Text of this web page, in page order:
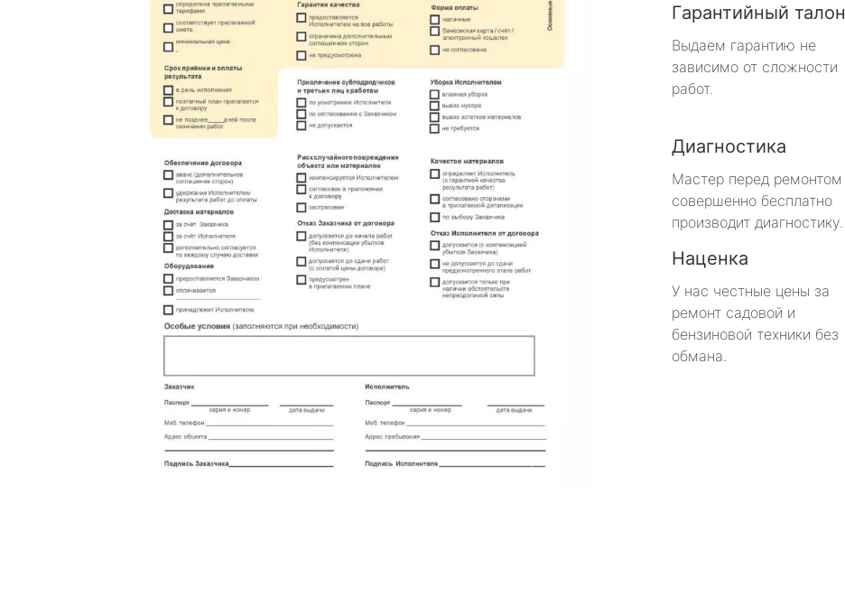
Гарантийный талон
Выдаем гарантию не
зависимо от сложности
работ.
Диагностика
Мастер перед ремонтом
совершенно бесплатно
производит диагностику.
Наценка
У нас честные цены за
ремонт садовой и
бензиновой техники без
обмана.